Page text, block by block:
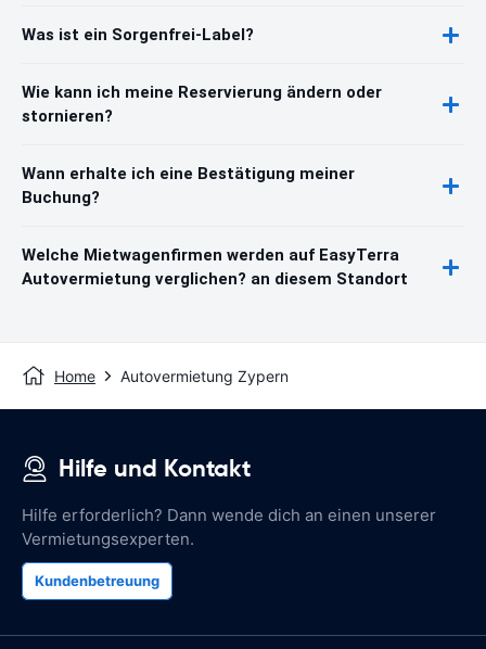
Was ist ein Sorgenfrei-Label?
Wie kann ich meine Reservierung ändern oder
stornieren?
Wann erhalte ich eine Bestätigung meiner
Buchung?
Welche Mietwagenfirmen werden auf EasyTerra
Autovermietung verglichen? an diesem Standort
Home Autovermietung Zypern
Hilfe und Kontakt
Hilfe erforderlich? Dann wende dich an einen unserer
Vermietungsexperten.
Kundenbetreuung